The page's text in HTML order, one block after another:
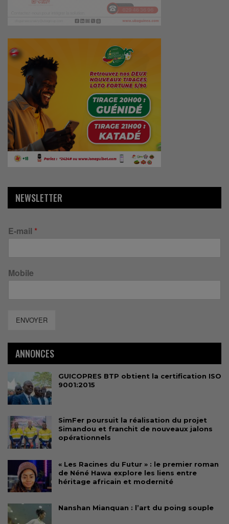
NEWSLETTER
E-mail *
Mobile
ENVOYER
ANNONCES
GUICOPRES BTP obtient la certification ISO
9001:2015
SimFer poursuit la réalisation du projet
Simandou et franchit de nouveaux jalons
opérationnels
« Les Racines du Futur » : le premier roman
de Néné Hawa explore les liens entre
héritage africain et modernité
Nanshan Mianquan : l’art du poing souple